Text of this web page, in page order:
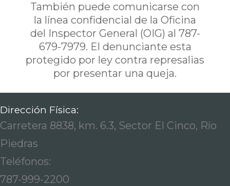
También puede comunicarse con
la línea confidencial de la Oficina
del Inspector General (OIG) al 787-
679-7979. El denunciante esta
protegido por ley contra represalias
por presentar una queja.
Dirección Física:
Carretera 8838, km. 6.3, Sector El Cinco, Río
Piedras
Teléfonos:
787-999-2200